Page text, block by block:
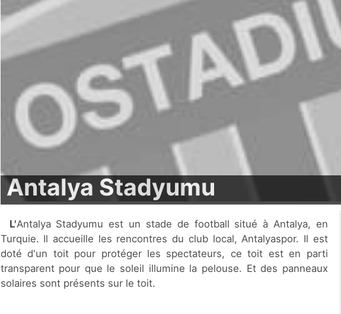
Antalya Stadyumu
L'Antalya Stadyumu est un stade de football situé à Antalya, en
Turquie. Il accueille les rencontres du club local, Antalyaspor. Il est
doté d'un toit pour protéger les spectateurs, ce toit est en parti
transparent pour que le soleil illumine la pelouse. Et des panneaux
solaires sont présents sur le toit.